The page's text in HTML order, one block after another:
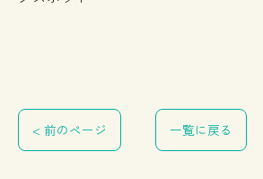
< 前のページ 一覧に戻る